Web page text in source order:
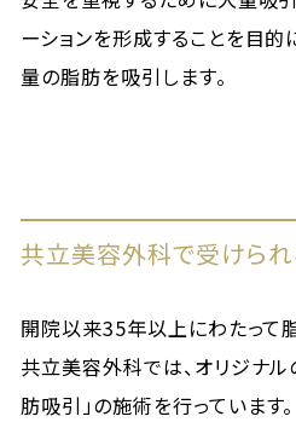
ーションを形成することを目
量の脂肪を吸引します。
共立美容外科で受けら
開院以来35年以上にわたって
共立美容外科では、オリジナル
肪吸引」の施術を行っています。